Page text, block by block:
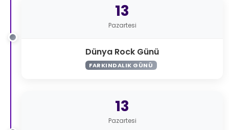
13
Pazartesi
Dünya Rock Günü
FARKINDALIK GÜNÜ
13
Pazartesi